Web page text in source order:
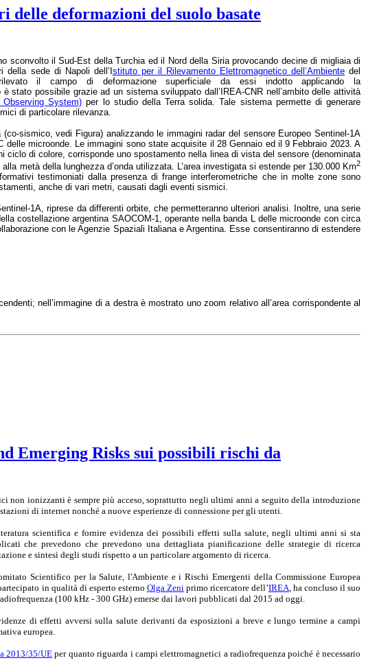
deformazioni del suolo basate
sconvolto il Sud-Est della Turchia ed il Nord della Siria provocando decine di migliaia di
della sede di Napoli dell’Istituto per il Rilevamento Elettromagnetico dell’Ambiente del
il campo di deformazione superficiale da essi indotto applicando la
è stato possibile grazie ad un sistema sviluppato dall’IREA-CNR nell’ambito delle attività
System) per lo studio della Terra solida. Tale sistema permette di generare
di particolare rilevanza.
sismico, vedi Figura) analizzando le immagini radar del sensore Europeo Sentinel-1A
delle microonde. Le immagini sono state acquisite il 28 Gennaio ed il 9 Febbraio 2023. A
ciclo di colore, corrisponde uno spostamento nella linea di vista del sensore (denominata
metà della lunghezza d’onda utilizzata. L’area investigata si estende per 130.000 Km2
testimoniati dalla presenza di frange interferometriche che in molte zone sono
anche di vari metri, causati dagli eventi sismici.
1A, riprese da differenti orbite, che permetteranno ulteriori analisi. Inoltre, una serie
costellazione argentina SAOCOM-1, operante nella banda L delle microonde con circa
con le Agenzie Spaziali Italiana e Argentina. Esse consentiranno di estendere
nell’immagine di a destra è mostrato uno zoom relativo all’area corrispondente al
Emerging Risks sui possibili rischi da
ionizzanti è sempre più acceso, soprattutto negli ultimi anni a seguito della introduzione
di internet nonché a nuove esperienze di connessione per gli utenti.
scientifica e fornire evidenza dei possibili effetti sulla salute, negli ultimi anni si sta
che prevedono cheprevedonouna dettagliata pianificazione delle strategie di ricerca
e sintesi degli studi rispetto a un particolare argomento di ricerca.
Scientifico per la Salute, l'Ambiente e i Rischi Emergenti della Commissione Europea
in qualità di esperto esterno Olga Zeni primo ricercatore dell’IREA , ha concluso il suo
(100 kHz - 300 GHz) emerse dai lavori pubblicati dal 2015 ad oggi.
di effetti avversi sulla salute derivanti da esposizioni a breve e lungo termine a campi
europea.
2013/35/UEper quanto riguarda i campi elettromagnetici a radiofrequenza poiché è necessario